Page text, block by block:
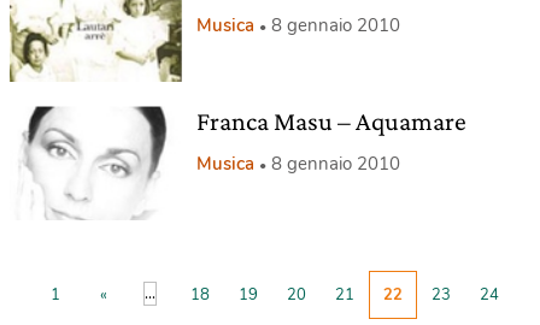
Musica 8 gennaio 2010
Franca Masu – Aquamare
Musica 8 gennaio 2010
1 « ... 18 19 20 21 22 23 24